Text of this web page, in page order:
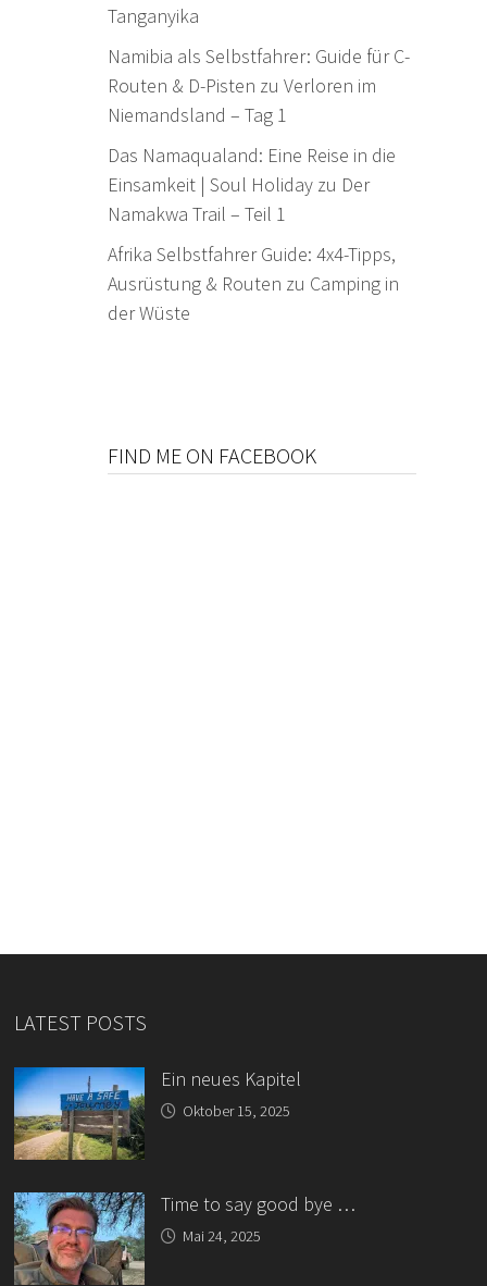
Tanganyika
Namibia als Selbstfahrer: Guide für C-
Routen & D-Pisten zu Verloren im
Niemandsland – Tag 1
Das Namaqualand: Eine Reise in die
Einsamkeit | Soul Holidayzu Der
Namakwa Trail – Teil 1
Afrika Selbstfahrer Guide: 4x4-Tipps,
Ausrüstung & Routen zu Camping in
der Wüste
FIND ME ON FACEBOOK
LATEST POSTS
Ein neues Kapitel
Oktober 15, 2025
Time to say good bye …
Mai 24, 2025